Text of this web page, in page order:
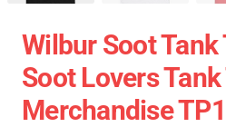
Wilbur Soot
Soot Lovers
Merchandise